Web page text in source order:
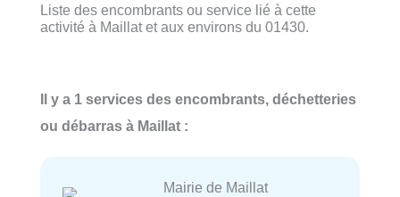
Liste des encombrants ou service lié à cette
activité à Maillat et aux environs du 01430.
Il y a 1 services des encombrants, déchetteries
ou débarras à Maillat :
Mairie de Maillat